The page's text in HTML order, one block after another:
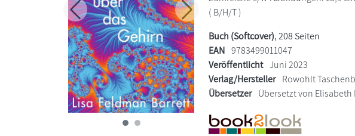
Zurück Weiter( B/H/T )
Buch (Softcover), 208 Seiten
EAN 9783499011047
Veröffentlicht Juni 2023
Verlag/Hersteller Rowohlt
Übersetzer Übersetzt von Elisabeth